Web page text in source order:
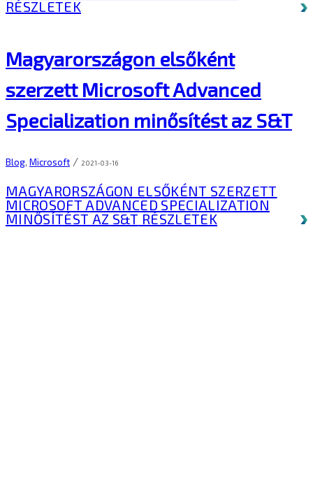
RÉSZLETEK
Magyarországon elsőként
szerzett Microsoft Advanced
Specialization minősítést az S&T
Blog, Microsoft / 2021-03-16
MAGYARORSZÁGON ELSŐKÉNT SZERZETT
MICROSOFT ADVANCED SPECIALIZATION
MINŐSÍTÉST AZ S&T RÉSZLETEK